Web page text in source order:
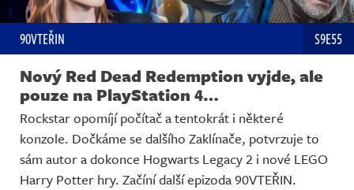
90VTEŘIN S9E55
Nový Red Dead Redemption vyjde, ale
pouze na PlayStation 4…
Rockstar opomíjí počítač a tentokrát i některé
konzole. Dočkáme se dalšího Zaklínače, potvrzuje to
sám autor a dokonce Hogwarts Legacy 2 i nové LEGO
Harry Potter hry. Začíní další epizoda 90VTEŘIN.